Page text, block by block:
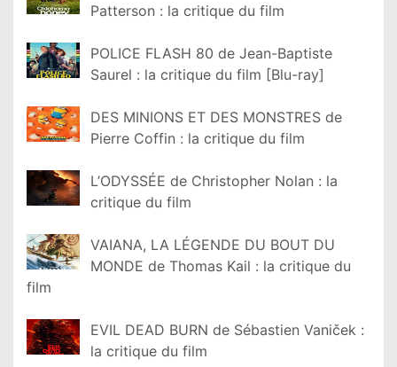
Patterson : la critique du film
POLICE FLASH 80 de Jean-Baptiste
Saurel : la critique du film [Blu-ray]
DES MINIONS ET DES MONSTRES de
Pierre Coffin : la critique du film
L’ODYSSÉE de Christopher Nolan : la
critique du film
VAIANA, LA LÉGENDE DU BOUT DU
MONDE de Thomas Kail : la critique du
film
EVIL DEAD BURN de Sébastien Vaniček :
la critique du film